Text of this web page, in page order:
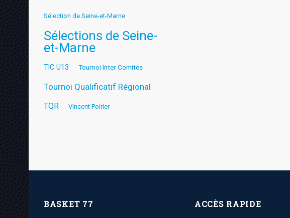
Sélection de Seine-et-Marne
Sélections de Seine-
et-Marne
TIC U13 Tournoi Inter Comités
Tournoi Qualificatif Régional
TQR Vincent Poirier
BASKET 77 ACCÈS RAPIDE